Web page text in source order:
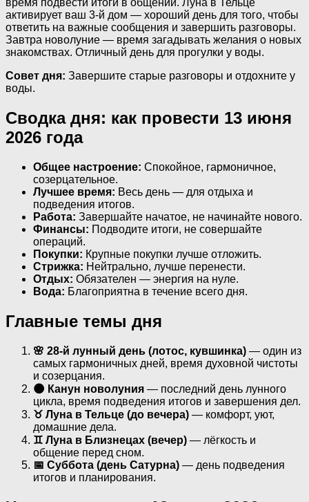
время подвести итоги в общении. Луна в Тельце
активирует ваш 3-й дом — хороший день для того, чтобы
ответить на важные сообщения и завершить разговоры.
Завтра новолуние — время загадывать желания о новых
знакомствах. Отличный день для прогулки у воды.
Совет дня: Завершите старые разговоры и отдохните у
воды.
Сводка дня: как провести 13 июня
2026 года
Общее настроение: Спокойное, гармоничное,
созерцательное.
Лучшее время: Весь день — для отдыха и
подведения итогов.
Работа: Завершайте начатое, не начинайте нового.
Финансы: Подводите итоги, не совершайте
операций.
Покупки: Крупные покупки лучше отложить.
Стрижка: Нейтрально, лучше перенести.
Отдых: Обязателен — энергия на нуле.
Вода: Благоприятна в течение всего дня.
Главные темы дня
🌸 28-й лунный день (лотос, кувшинка) — один из
самых гармоничных дней, время духовной чистоты
и созерцания.
🌑 Канун новолуния — последний день лунного
цикла, время подведения итогов и завершения дел.
♉ Луна в Тельце (до вечера) — комфорт, уют,
домашние дела.
♊ Луна в Близнецах (вечер) — лёгкость и
общение перед сном.
📅 Суббота (день Сатурна) — день подведения
итогов и планирования.